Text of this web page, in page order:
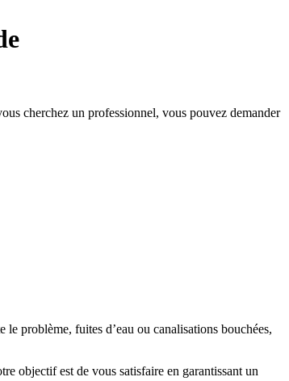
cherchez un professionnel, vous pouvez demander
problème, fuites d’eau ou canalisations bouchées,
objectif est de vous satisfaire en garantissant un